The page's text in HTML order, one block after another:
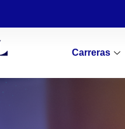
Carreras